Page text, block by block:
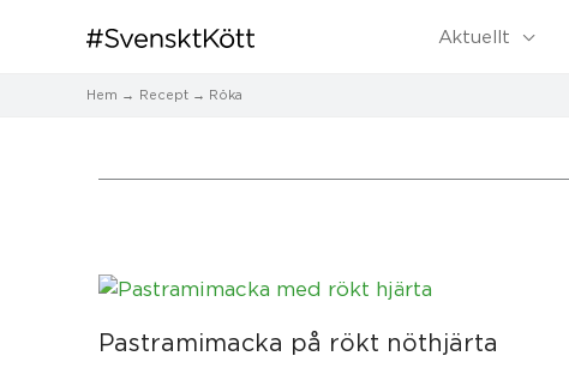
Aktuellt
Hem Recept Röka
Pastramimacka på rökt nöthjärta
Sida
Sida